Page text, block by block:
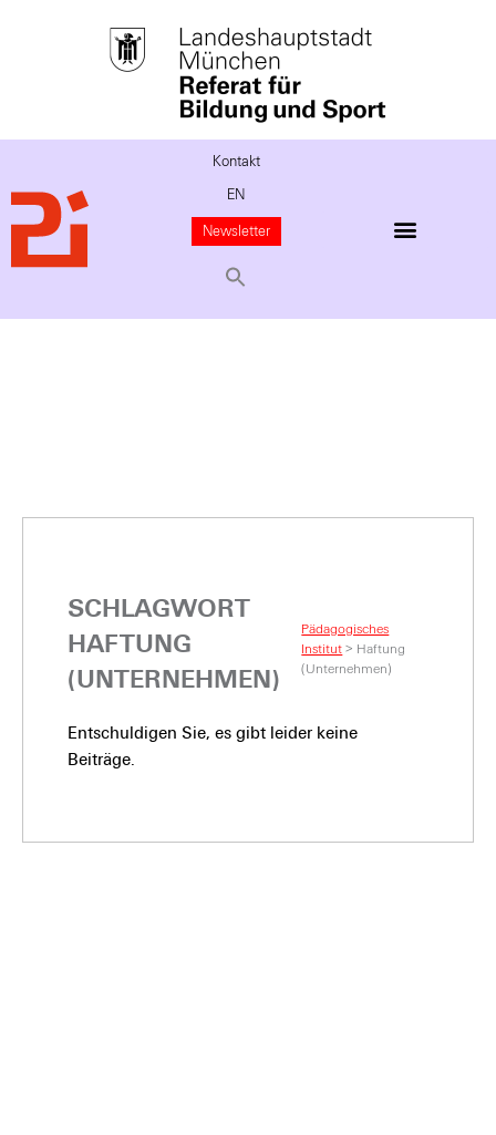
Kontakt
EN
Newsletter
SCHLAGWORT
HAFTUNG
(UNTERNEHMEN)
Pädagogisches
Institut > Haftung
(Unternehmen)
Entschuldigen Sie, es gibt leider keine
Beiträge.